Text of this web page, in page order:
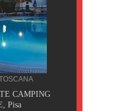
CAMPING
Pisa